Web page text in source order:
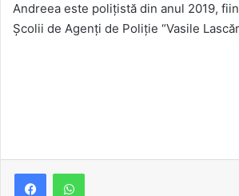
Andreea este polițistă din anul 2019,
Școlii de Agenți de Poliție “Vasile